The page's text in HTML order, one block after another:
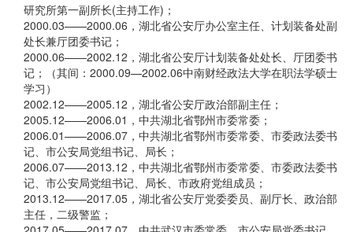
研究所第一副所长(主持工作)；
2000.03——2000.06，湖北省公安厅办公室主任、计划装备处副
处长兼厅团委书记；
2000.06——2002.12，湖北省公安厅计划装备处处长、厅团委书
记；（其间：2000.09—2002.06中南财经政法大学在职法学硕士
学习）
2002.12——2005.12，湖北省公安厅政治部副主任；
2005.12——2006.01，中共湖北省鄂州市委常委；
2006.01——2006.07，中共湖北省鄂州市委常委、市委政法委书
记、市公安局党组书记、局长；
2006.07——2013.12，中共湖北省鄂州市委常委、市委政法委书
记、市公安局党组书记、局长、市政府党组成员；
2013.12——2017.05，湖北省公安厅党委委员、副厅长、政治部
主任，二级警监；